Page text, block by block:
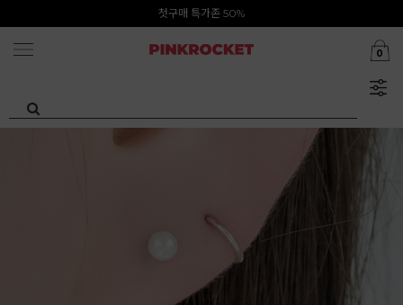
Summer Clearance ~80%
0